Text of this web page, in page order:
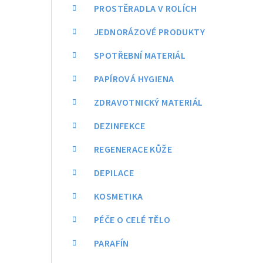
PROSTĚRADLA V ROLÍCH
JEDNORÁZOVÉ PRODUKTY
SPOTŘEBNÍ MATERIÁL
PAPÍROVÁ HYGIENA
ZDRAVOTNICKÝ MATERIÁL
DEZINFEKCE
REGENERACE KŮŽE
DEPILACE
KOSMETIKA
PÉČE O CELÉ TĚLO
PARAFÍN